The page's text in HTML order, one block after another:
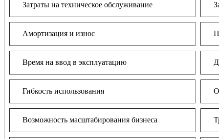
Затраты на техническое обслуживание
Амортизация и износ
Время на ввод в эксплуатацию
Гибкость использования
Возможность масштабирования бизнеса